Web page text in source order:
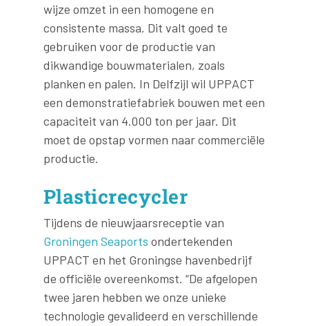
wijze omzet in een homogene en
consistente massa. Dit valt goed te
gebruiken voor de productie van
dikwandige bouwmaterialen, zoals
planken en palen. In Delfzijl wil UPPACT
een demonstratiefabriek bouwen met een
capaciteit van 4.000 ton per jaar. Dit
moet de opstap vormen naar commerciële
productie.
Plasticrecycler
Tijdens de nieuwjaarsreceptie van
Groningen Seaports ondertekenden
UPPACT en het Groningse havenbedrijf
de officiële overeenkomst. “De afgelopen
twee jaren hebben we onze unieke
technologie gevalideerd en verschillende